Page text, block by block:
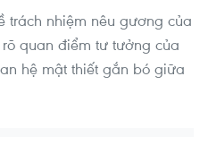
nhiệm nêu gương của
quan điểm tư tưởng của
hệ mật thiết gắn bó giữa